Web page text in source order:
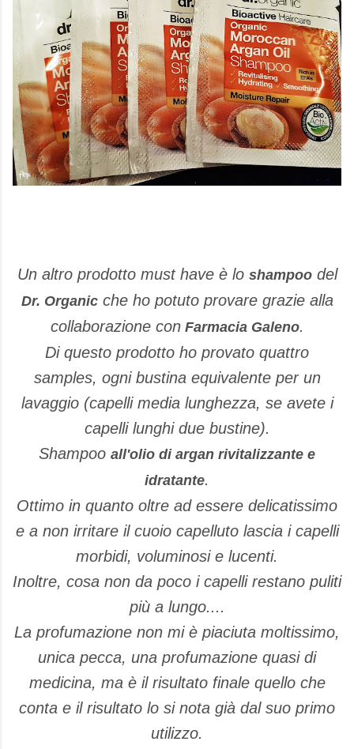
Un altro prodotto must have è lo shampoodel
Dr. Organicche ho potuto provare grazie alla
collaborazione conFarmacia Galeno.
Di questo prodotto ho provato quattro
samples, ogni bustina equivalente per un
lavaggio (capelli media lunghezza, se avete i
capelli lunghi due bustine).
Shampoo all'olio di argan rivitalizzante e
idratante.
Ottimo in quanto oltre ad essere delicatissimo
e a non irritare il cuoio capelluto lascia i capelli
morbidi, voluminosi e lucenti.
Inoltre, cosa non da poco i capelli restano puliti
più a lungo....
La profumazione non mi è piaciuta moltissimo,
unica pecca, una profumazione quasi di
medicina, ma è il risultato finale quello che
conta e il risultato lo si nota già dal suo primo
utilizzo.